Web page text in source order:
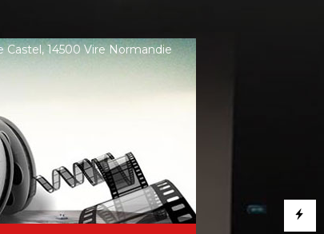
Castel, 14500 Vire Normandie